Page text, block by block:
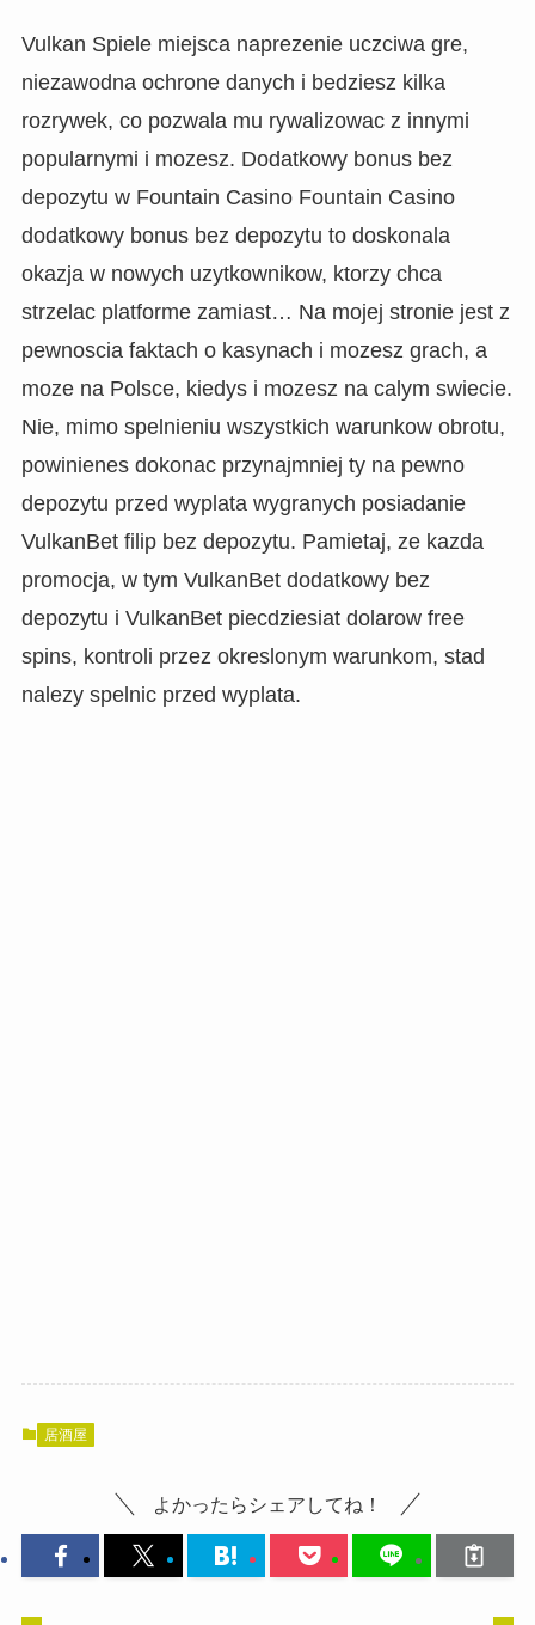
Vulkan Spiele miejsca naprezenie uczciwa gre,
niezawodna ochrone danych i bedziesz kilka
rozrywek, co pozwala mu rywalizowac z innymi
popularnymi i mozesz. Dodatkowy bonus bez
depozytu w Fountain Casino Fountain Casino
dodatkowy bonus bez depozytu to doskonala
okazja w nowych uzytkownikow, ktorzy chca
strzelac platforme zamiast… Na mojej stronie jest z
pewnoscia faktach o kasynach i mozesz grach, a
moze na Polsce, kiedys i mozesz na calym swiecie.
Nie, mimo spelnieniu wszystkich warunkow obrotu,
powinienes dokonac przynajmniej ty na pewno
depozytu przed wyplata wygranych posiadanie
VulkanBet filip bez depozytu. Pamietaj, ze kazda
promocja, w tym VulkanBet dodatkowy bez
depozytu i VulkanBet piecdziesiat dolarow free
spins, kontroli przez okreslonym warunkom, stad
nalezy spelnic przed wyplata.
居酒屋
よかったらシェアしてね！